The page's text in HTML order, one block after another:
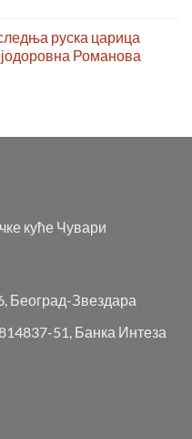
руска царица
Романова
куће Чувари
Београд-Звездара
51, Банка Интеза